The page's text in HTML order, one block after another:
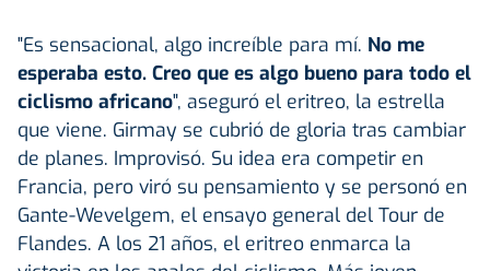
"Es sensacional, algo increíble para mí. No me
esperaba esto. Creo que es algo bueno para todo el
ciclismo africano", aseguró el eritreo, la estrella
que viene. Girmay se cubrió de gloria tras cambiar
de planes. Improvisó. Su idea era competir en
Francia, pero viró su pensamiento y se personó en
Gante-Wevelgem, el ensayo general del Tour de
Flandes. A los 21 años, el eritreo enmarca la